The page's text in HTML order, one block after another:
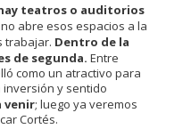
teatros o auditorios
abre esos espacios a la
trabajar. Dentro de la
de segunda. Entre
como un atractivo para
inversión y sentido
venir; luego ya veremos
Cortés.